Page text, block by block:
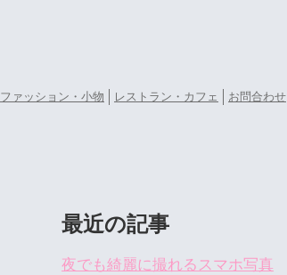
ファッション・小物 レストラン・カフェ お問合わせ
最近の記事
夜でも綺麗に撮れるスマホ写真